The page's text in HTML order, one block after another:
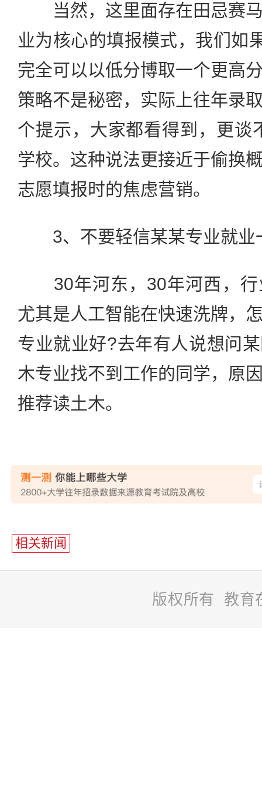
当然，这里面存在田忌赛马
业为核心的填报模式，我们如
完全可以以低分博取一个更高
策略不是秘密，实际上往年录
个提示，大家都看得到，更谈
学校。这种说法更接近于偷换
志愿填报时的焦虑营销。
3、不要轻信某某专业就业
30年河东，30年河西，行
尤其是人工智能在快速洗牌，
专业就业好?去年有人说想问
木专业找不到工作的同学，原
推荐读土木。
相关新闻
版权所有 教育